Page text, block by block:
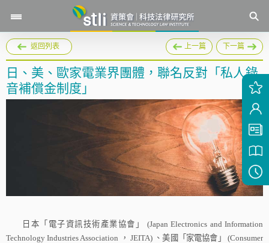
返回列表 上一篇 下一篇
日、美、歐家電業界團體，聯名反對「私人錄
音補償金制度」
日本「電子資訊技術產業協會」
(Japan Electronics and Information
Technology Industries Association
， JEITA) 、美國「家電協會」
(Consumer